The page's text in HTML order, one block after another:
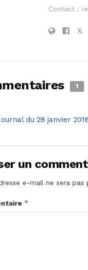
Contact :
1
du 28 janvier
un
e-mail ne sera pas
*